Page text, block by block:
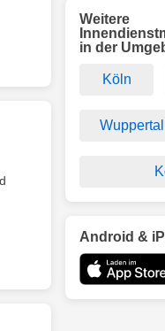
Weitere
in der
Köln
Wuppertal
Android &